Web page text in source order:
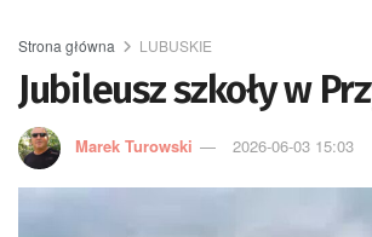
Strona główna LUBUSKIE
Jubileusz szkoły w
Marek Turowski 2026-06-03 15:03